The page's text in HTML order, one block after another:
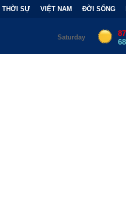
THỜI SỰ VIỆT NAM ĐỜI SỐNG